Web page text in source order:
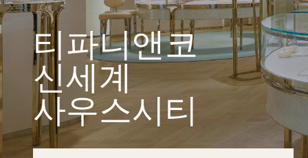
티파니앤코
신세계
사우스시티